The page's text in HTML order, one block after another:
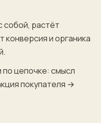
собой, растёт
конверсия и органика
по цепочке: смысл
покупателя →